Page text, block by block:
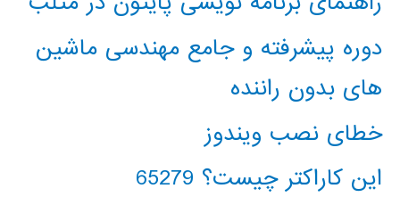
دوره پیشرفته و جامع مهندسی ماشین
های بدون راننده
خطای نصب ویندوز
این کاراکتر چیست؟ 65279